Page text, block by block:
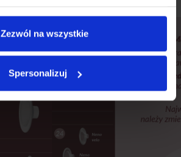
Zezwól na wszystkie
Spersonalizuj